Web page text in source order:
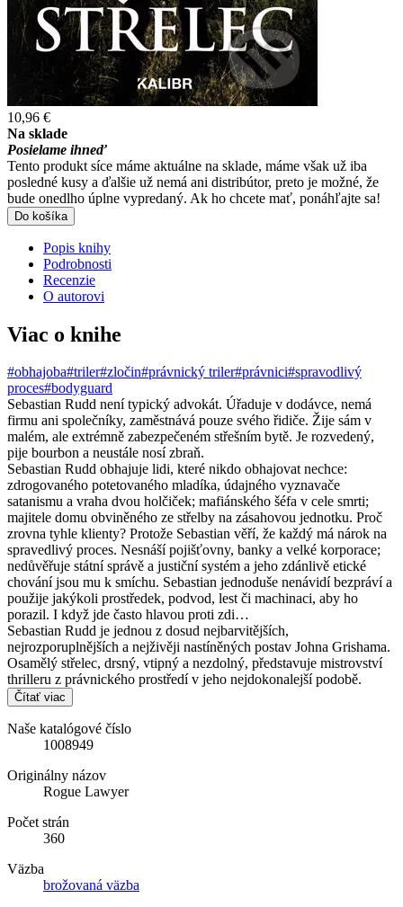
10,96 €
Na sklade
Posielame ihneď
Tento produkt síce máme aktuálne na sklade, máme však už iba
posledné kusy a ďalšie už nemá ani distribútor, preto je možné, že
bude onedlho úplne vypredaný. Ak ho chcete mať, ponáhľajte sa!
Do košíka
Popis knihy
Podrobnosti
Recenzie
O autorovi
Viac o knihe
#obhajoba#triler#zločin#právnický triler#právnici#spravodlivý
proces#bodyguard
Sebastian Rudd není typický advokát. Úřaduje v dodávce, nemá
firmu ani společníky, zaměstnává pouze svého řidiče. Žije sám v
malém, ale extrémně zabezpečeném střešním bytě. Je rozvedený,
pije bourbon a neustále nosí zbraň.
Sebastian Rudd obhajuje lidi, které nikdo obhajovat nechce:
zdrogovaného potetovaného mladíka, údajného vyznavače
satanismu a vraha dvou holčiček; mafiánského šéfa v cele smrti;
majitele domu obviněného ze střelby na zásahovou jednotku. Proč
zrovna tyhle klienty? Protože Sebastian věří, že každý má nárok na
spravedlivý proces. Nesnáší pojišťovny, banky a velké korporace;
nedůvěřuje státní správě a justiční systém a jeho zdánlivě etické
chování jsou mu k smíchu. Sebastian jednoduše nenávidí bezpráví a
použije jakýkoli prostředek, podvod, lest či machinaci, aby ho
porazil. I když jde často hlavou proti zdi…
Sebastian Rudd je jednou z dosud nejbarvitějších,
nejrozporuplnějších a nejživěji nastíněných postav Johna Grishama.
Osamělý střelec, drsný, vtipný a nezdolný, představuje mistrovství
thrilleru z právnického prostředí v jeho nejdokonalejší podobě.
Čítať viac
Naše katalógové číslo
1008949
Originálny názov
Rogue Lawyer
Počet strán
360
Väzba
brožovaná väzba